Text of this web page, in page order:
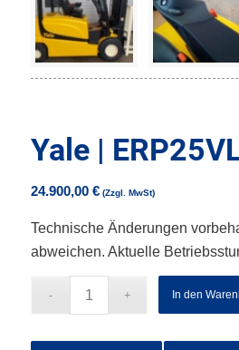
Yale |
24.900,00 €
Technische Änderungen
abweichen. Aktuelle
In den